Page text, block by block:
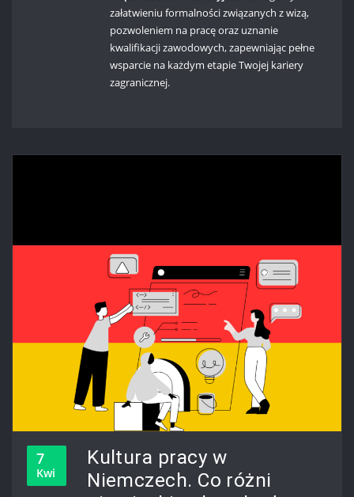
załatwieniu formalności związanych z wizą,
pozwoleniem na pracę oraz uznanie
kwalifikacji zawodowych, zapewniając pełne
wsparcie na każdym etapie Twojej kariery
zagranicznej.
7
Kwi
Kultura pracy w
Niemczech. Co różni